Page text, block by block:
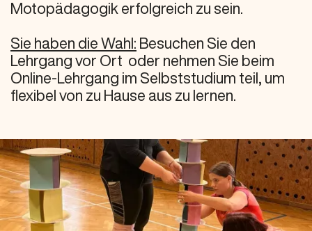
Motopädagogik erfolgreich zu sein.
Sie haben die Wahl: Besuchen Sie den
Lehrgang vor Ort oder nehmen Sie beim
Online-Lehrgang im Selbststudium teil, um
flexibel von zu Hause aus zu lernen.